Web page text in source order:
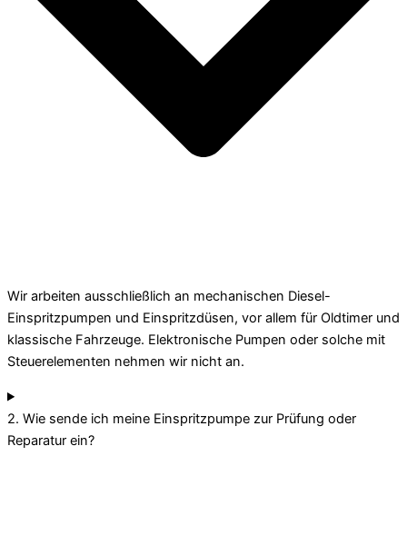
Wir arbeiten ausschließlich an mechanischen Diesel-
Einspritzpumpen und Einspritzdüsen, vor allem für Oldtimer und
klassische Fahrzeuge. Elektronische Pumpen oder solche mit
Steuerelementen nehmen wir nicht an.
2. Wie sende ich meine Einspritzpumpe zur Prüfung oder
Reparatur ein?